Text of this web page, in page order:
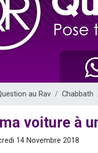
Ariel
Eva
au Rav Chabbath
voiture à
14 Novembre 2018